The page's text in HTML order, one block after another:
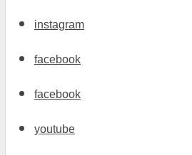
instagram
facebook
facebook
youtube